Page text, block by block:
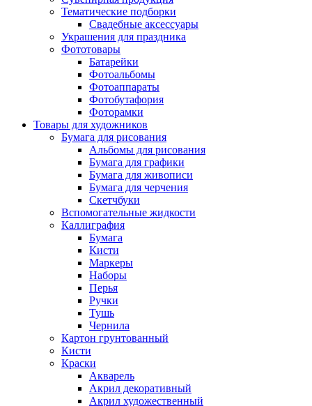
Тематические подборки
Свадебные аксессуары
Украшения для праздника
Фототовары
Батарейки
Фотоальбомы
Фотоаппараты
Фотобутафория
Фоторамки
Товары для художников
Бумага для рисования
Альбомы для рисования
Бумага для графики
Бумага для живописи
Бумага для черчения
Скетчбуки
Вспомогательные жидкости
Каллиграфия
Бумага
Кисти
Маркеры
Наборы
Перья
Ручки
Тушь
Чернила
Картон грунтованный
Кисти
Краски
Акварель
Акрил декоративный
Акрил художественный